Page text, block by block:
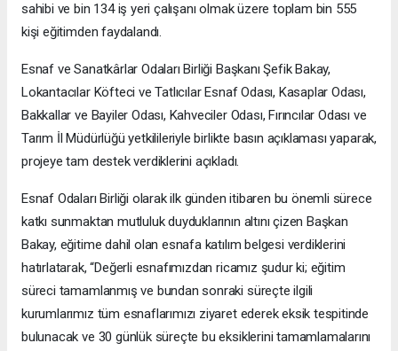
sahibi ve bin 134 iş yeri çalışanı olmak üzere toplam bin 555
kişi eğitimden faydalandı.
Esnaf ve Sanatkârlar Odaları Birliği Başkanı Şefik Bakay,
Lokantacılar Köfteci ve Tatlıcılar Esnaf Odası, Kasaplar Odası,
Bakkallar ve Bayiler Odası, Kahveciler Odası, Fırıncılar Odası ve
Tarım İl Müdürlüğü yetkilileriyle birlikte basın açıklaması yaparak,
projeye tam destek verdiklerini açıkladı.
Esnaf Odaları Birliği olarak ilk günden itibaren bu önemli sürece
katkı sunmaktan mutluluk duyduklarının altını çizen Başkan
Bakay, eğitime dahil olan esnafa katılım belgesi verdiklerini
hatırlatarak, “Değerli esnafımızdan ricamız şudur ki; eğitim
süreci tamamlanmış ve bundan sonraki süreçte ilgili
kurumlarımız tüm esnaflarımızı ziyaret ederek eksik tespitinde
bulunacak ve 30 günlük süreçte bu eksiklerini tamamlamalarını